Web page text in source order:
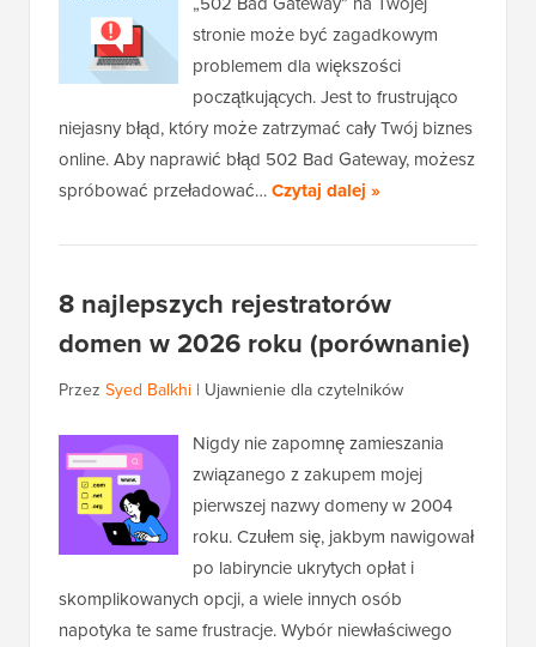
stronie może być zagadkowym
problemem dla większości
początkujących. Jest to frustrująco
niejasny błąd, który może zatrzymać cały Twój biznes
online. Aby naprawić błąd 502 Bad Gateway, możesz
spróbować przeładować…Czytaj dalej »
8 najlepszych rejestratorów
domen w 2026 roku (porównanie)
Przez Syed Balkhi | Ujawnienie dla czytelników
Nigdy nie zapomnę zamieszania
związanego z zakupem mojej
pierwszej nazwy domeny w 2004
roku. Czułem się, jakbym nawigował
po labiryncie ukrytych opłat i
skomplikowanych opcji, a wiele innych osób
napotyka te same frustracje. Wybór niewłaściwego